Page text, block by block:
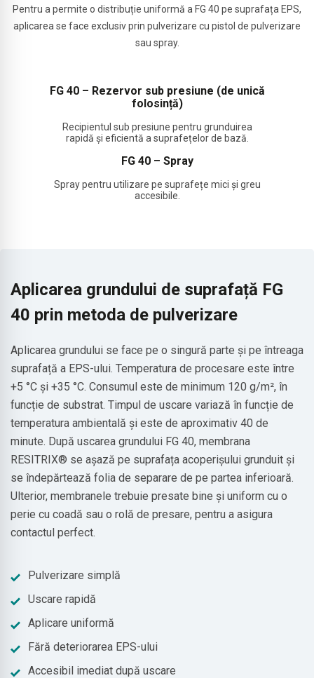
Pentru a permite o distribuție uniformă a FG 40 pe suprafața EPS,
aplicarea se face exclusiv prin pulverizare cu pistol de pulverizare
sau spray.
FG 40 – Rezervor sub presiune (de unică
folosință)
Recipientul sub presiune pentru grunduirea
rapidă și eficientă a suprafețelor de bază.
FG 40 – Spray
Spray pentru utilizare pe suprafețe mici și greu
accesibile.
Aplicarea grundului de suprafață FG
40 prin metoda de pulverizare
Aplicarea grundului se face pe o singură parte și pe întreaga
suprafață a EPS-ului. Temperatura de procesare este între
+5 °C și +35 °C. Consumul este de minimum 120 g/m², în
funcție de substrat. Timpul de uscare variază în funcție de
temperatura ambientală și este de aproximativ 40 de
minute. După uscarea grundului FG 40, membrana
RESITRIX® se așază pe suprafața acoperișului grunduit și
se îndepărtează folia de separare de pe partea inferioară.
Ulterior, membranele trebuie presate bine și uniform cu o
perie cu coadă sau o rolă de presare, pentru a asigura
contactul perfect.
Pulverizare simplă
Uscare rapidă
Aplicare uniformă
Fără deteriorarea EPS-ului
Accesibil imediat după uscare